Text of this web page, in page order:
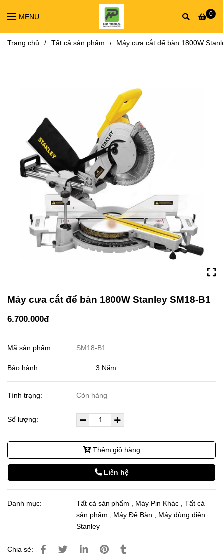
0
MENU
Trang chủ / Tất cả sản phẩm / Máy cưa cắt để bàn 1800W
Máy cưa cắt để bàn 1800W Stanley SM18-B1
6.700.000đ
Mã sản phẩm: SM18-B1
Bảo hành: 3 Năm
Tình trạng: Còn hàng
Số lượng:
Thêm giỏ hàng
Liên hệ
Danh mục: Tất cả sản phẩm Máy Pin Khác ,Tất cả
sản phẩm
Máy Để Bàn
Máy dùng điện
Stanley
Chia sẻ: